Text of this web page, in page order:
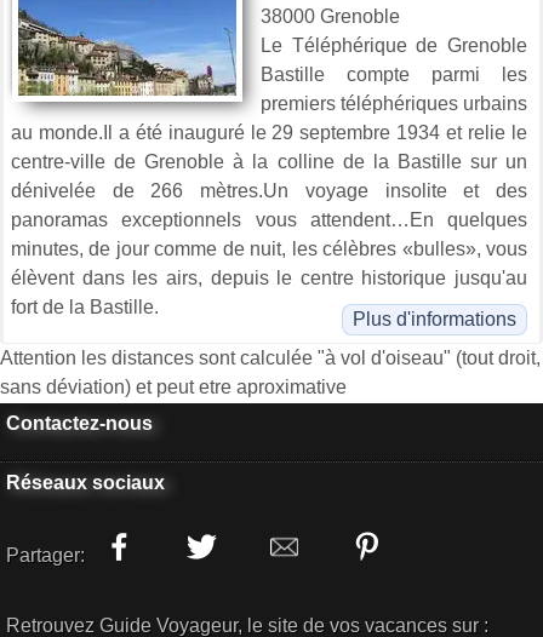
38000 Grenoble
Le Téléphérique de Grenoble
Bastille compte parmi les
premiers téléphériques urbains
au monde.Il a été inauguré le 29 septembre 1934 et relie le
centre-ville de Grenoble à la colline de la Bastille sur un
dénivelée de 266 mètres.Un voyage insolite et des
panoramas exceptionnels vous attendent…En quelques
minutes, de jour comme de nuit, les célèbres «bulles», vous
élèvent dans les airs, depuis le centre historique jusqu'au
fort de la Bastille.
Plus d'informations
Attention les distances sont calculée "à vol d'oiseau" (tout droit,
sans déviation) et peut etre aproximative
Contactez-nous
Réseaux sociaux
Partager:
Retrouvez Guide Voyageur, le site de vos vacances sur :